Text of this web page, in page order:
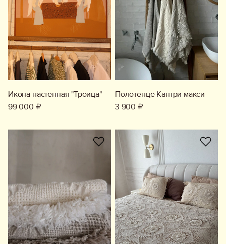
Икона настенная "Троица"
99 000 ₽
Полотенце Кантри макси
3 900 ₽